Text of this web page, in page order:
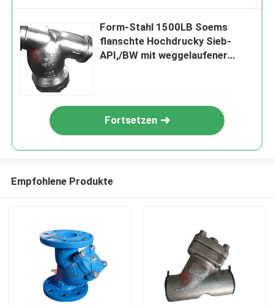
Form-Stahl 1500LB Soems
flanschte Hochdrucky Sieb-
API,/BW mit weggelaufener
Fortsetzen
Empfohlene Produkte